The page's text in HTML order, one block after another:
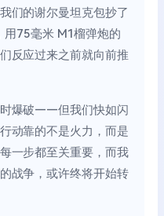
们的谢尔曼坦克包抄了
用75毫米 M1榴弹炮的
反应过来之前就向前推
爆破——但我们快如闪
动靠的不是火力，而是
一步都至关重要，而我
战争，或许终将开始转